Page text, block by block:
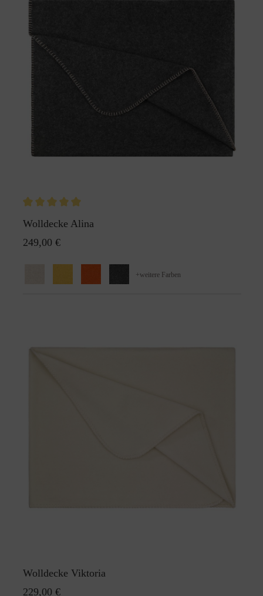
Wolldecke Alina
249,00 €
+weitere Farben
Wolldecke Viktoria
229,00 €